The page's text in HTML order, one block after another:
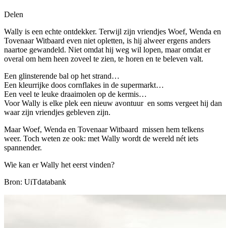
Delen
Wally is een echte ontdekker. Terwijl zijn vriendjes Woef, Wenda en
Tovenaar Witbaard even niet opletten, is hij alweer ergens anders
naartoe gewandeld. Niet omdat hij weg wil lopen, maar omdat er
overal om hem heen zoveel te zien, te horen en te beleven valt.
Een glinsterende bal op het strand…
Een kleurrijke doos cornflakes in de supermarkt…
Een veel te leuke draaimolen op de kermis…
Voor Wally is elke plek een nieuw avontuur en soms vergeet hij dan
waar zijn vriendjes gebleven zijn.
Maar Woef, Wenda en Tovenaar Witbaard missen hem telkens
weer. Toch weten ze ook: met Wally wordt de wereld nét iets
spannender.
Wie kan er Wally het eerst vinden?
Bron: UiTdatabank